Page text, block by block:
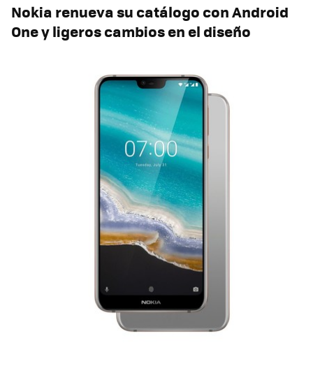
Nokia renueva su catálogo con Android
One y ligeros cambios en el diseño